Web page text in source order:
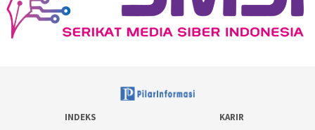
INDEKS
KARIR